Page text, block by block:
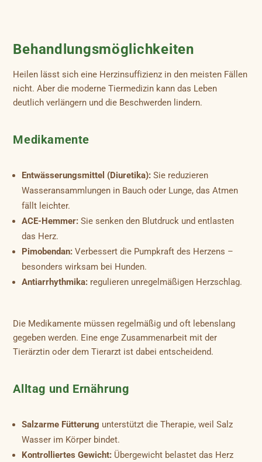
Behandlungsmöglichkeiten
Heilen lässt sich eine Herzinsuffizienz in den meisten Fällen
nicht. Aber die moderne Tiermedizin kann das Leben
deutlich verlängern und die Beschwerden lindern.
Medikamente
Entwässerungsmittel (Diuretika): Sie reduzieren
Wasseransammlungen in Bauch oder Lunge, das Atmen
fällt leichter.
ACE-Hemmer: Sie senken den Blutdruck und entlasten
das Herz.
Pimobendan: Verbessert die Pumpkraft des Herzens –
besonders wirksam bei Hunden.
Antiarrhythmika: regulieren unregelmäßigen Herzschlag.
Die Medikamente müssen regelmäßig und oft lebenslang
gegeben werden. Eine enge Zusammenarbeit mit der
Tierärztin oder dem Tierarzt ist dabei entscheidend.
Alltag und Ernährung
Salzarme Fütterung unterstützt die Therapie, weil Salz
Wasser im Körper bindet.
Kontrolliertes Gewicht: Übergewicht belastet das Herz